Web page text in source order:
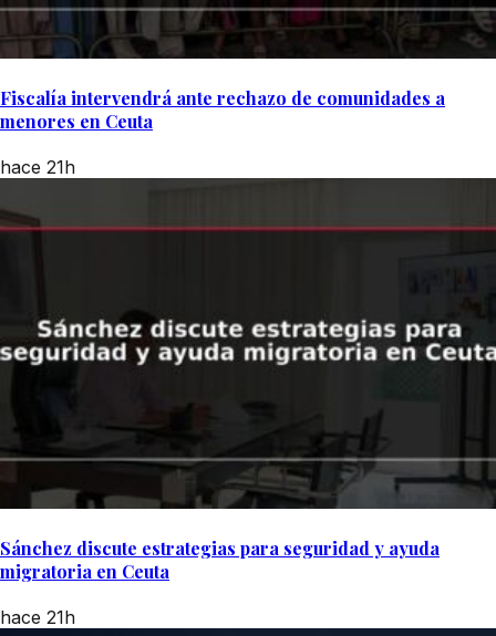
Fiscalía intervendrá ante rechazo de comunidades a
menores en Ceuta
hace 21h
Sánchez discute estrategias para seguridad y ayuda
migratoria en Ceuta
hace 21h